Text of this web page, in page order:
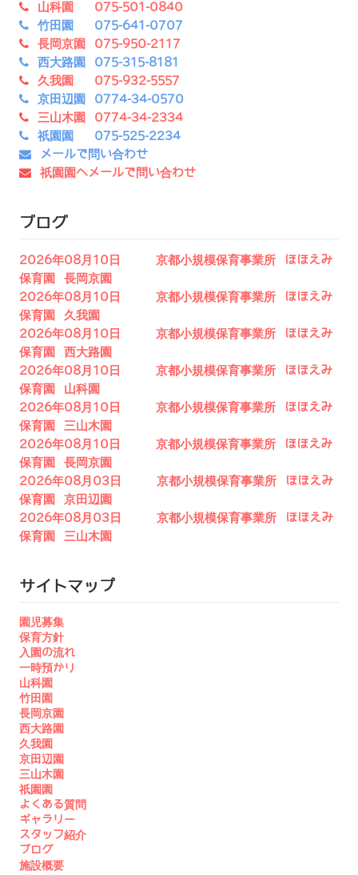
山科園 075-501-0840
竹田園 075-641-0707
長岡京園 075-950-2117
西大路園 075-315-8181
久我園 075-932-5557
京田辺園 0774-34-0570
三山木園 0774-34-2334
祇園園 075-525-2234
メールで問い合わせ
祇園園へメールで問い合わせ
ブログ
2026年08月10日 京都小規模保育事業所 ほほえみ
保育園 長岡京園
2026年08月10日 京都小規模保育事業所 ほほえみ
保育園 久我園
2026年08月10日 京都小規模保育事業所 ほほえみ
保育園 西大路園
2026年08月10日 京都小規模保育事業所 ほほえみ
保育園 山科園
2026年08月10日 京都小規模保育事業所 ほほえみ
保育園 三山木園
2026年08月10日 京都小規模保育事業所 ほほえみ
保育園 長岡京園
2026年08月03日 京都小規模保育事業所 ほほえみ
保育園 京田辺園
2026年08月03日 京都小規模保育事業所 ほほえみ
保育園 三山木園
サイトマップ
園児募集
保育方針
入園の流れ
一時預かり
山科園
竹田園
長岡京園
西大路園
久我園
京田辺園
三山木園
祇園園
よくある質問
ギャラリー
スタッフ紹介
ブログ
施設概要